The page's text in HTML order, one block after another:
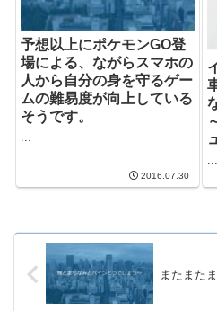
予想以上にポケモンGO登
場による、ながらスマホの
人から自分の身を守るゲー
ムの難易度が向上している
そうです。
2016.07.30
...
またまた